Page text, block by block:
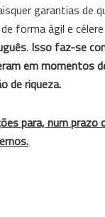
garantias de
forma ágil e
. Isso faz-se
em momentos
de riqueza.
para, num prazo